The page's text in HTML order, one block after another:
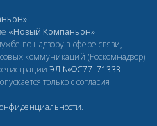
«Новый Компаньон»
по надзору в сфере связи,
коммуникаций (Роскомнадзор)
ЭЛ №ФС77–71333
только с согласия
.